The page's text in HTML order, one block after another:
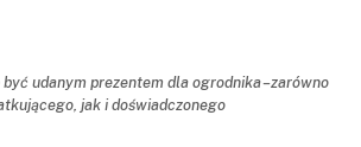
udanym prezentem dla ogrodnika – zarówno
jak i doświadczonego